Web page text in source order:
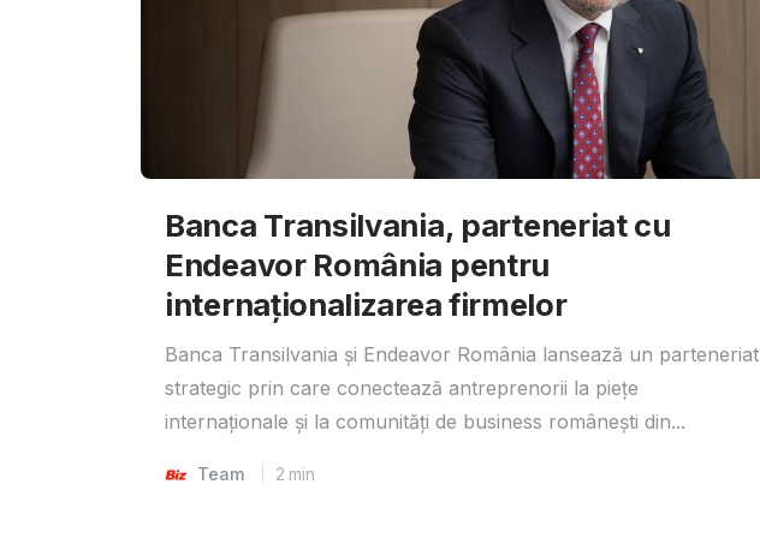
Banca Transilvania, parteneriat cu
Endeavor România pentru
internaționalizarea firmelor
Banca Transilvania și Endeavor România lansează un parteneriat
strategic prin care conectează antreprenorii la piețe
internaționale și la comunități de business românești din...
Team 2 min